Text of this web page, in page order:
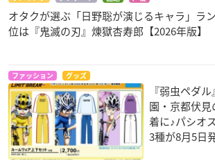
オタクが選ぶ「日野聡が演じるキャラ」ラ
位は『鬼滅の刃』煉󠄁獄杏寿郎【2026年版】
ファッション グッズ
『弱虫ペダ
園・京都伏
着に♪パシオ
3種が8月5日